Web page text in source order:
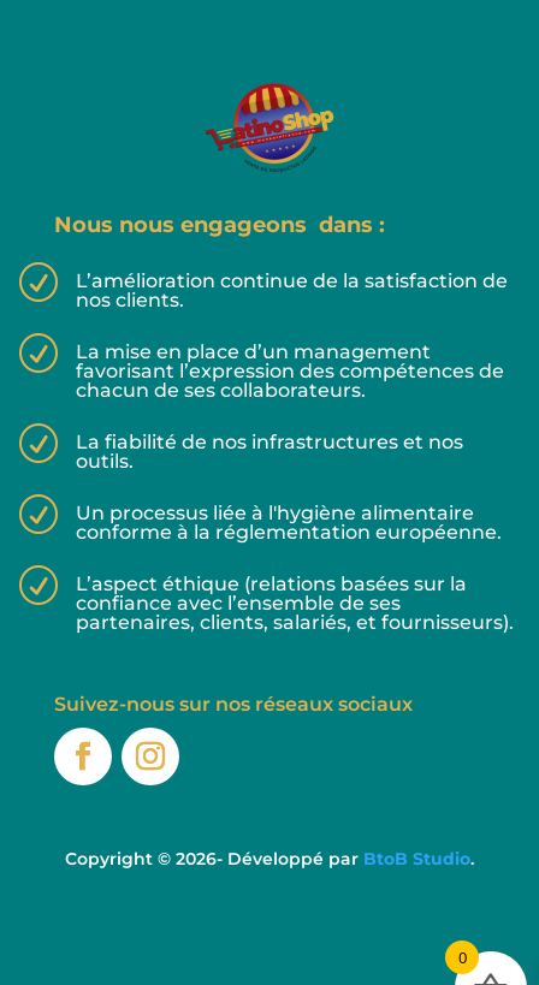
Nous nous engageons dans :
R
L’amélioration continue de la satisfaction de
nos clients.
R
La mise en place d’un management
favorisant l’expression des compétences de
chacun de ses collaborateurs.
R
La fiabilité de nos infrastructures et nos
outils.
R
Un processus liée à l'hygiène alimentaire
conforme à la réglementation européenne.
R
L’aspect éthique (relations basées sur la
confiance avec l’ensemble de ses
partenaires, clients, salariés, et fournisseurs).
Suivez-nous sur nos réseaux sociaux
Copyright © 2026- Développé par BtoB Studio.
0